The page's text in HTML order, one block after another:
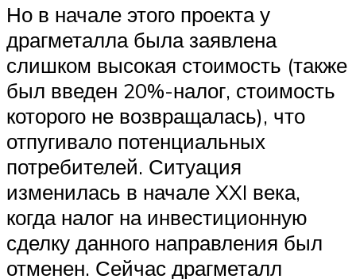
Но в начале этого проекта у
драгметалла была заявлена
слишком высокая стоимость (также
был введен 20%-налог, стоимость
которого не возвращалась), что
отпугивало потенциальных
потребителей. Ситуация
изменилась в начале XXI века,
когда налог на инвестиционную
сделку данного направления был
отменен. Сейчас драгметалл